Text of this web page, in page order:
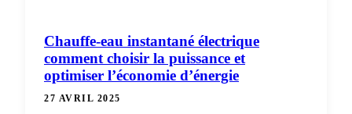
Chauffe-eau instantané électrique
comment choisir la puissance et
optimiser l’économie d’énergie
27 AVRIL 2025